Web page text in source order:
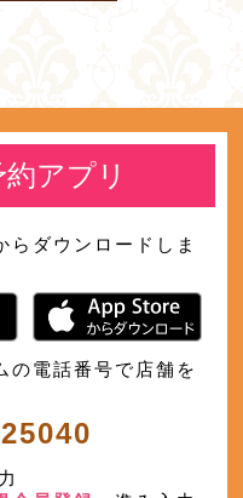
アプリ
らダウンロードしま
の電話番号で店舗を